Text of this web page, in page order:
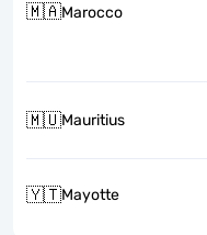
🇲🇦Marocco
🇲🇺Mauritius
🇾🇹Mayotte